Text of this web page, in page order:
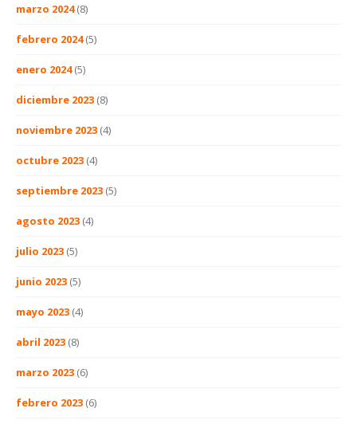
marzo 2024(8)
febrero 2024(5)
enero 2024(5)
diciembre 2023 (8)
noviembre 2023 (4)
octubre 2023 (4)
septiembre 2023 (5)
agosto 2023 (4)
julio 2023 (5)
junio 2023 (5)
mayo 2023 (4)
abril 2023 (8)
marzo 2023 (6)
febrero 2023 (6)